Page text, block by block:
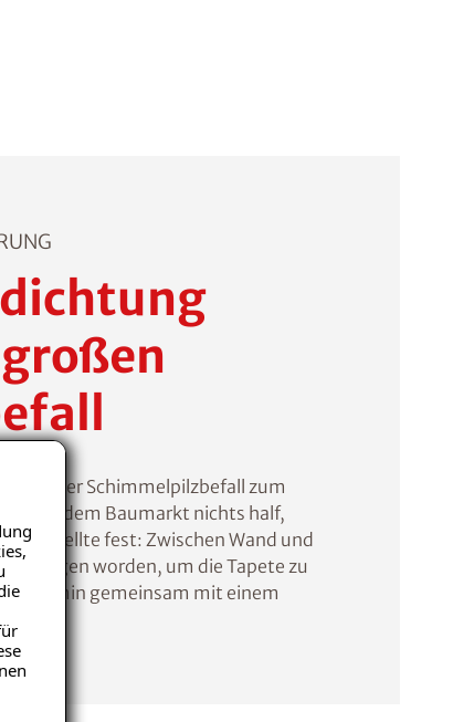
Schimmelpilzbefall zum
aus dem Baumarkt nichts half,
und stellte fest: Zwischen Wand und
worden, um die Tapete zu
gemeinsam mit einem